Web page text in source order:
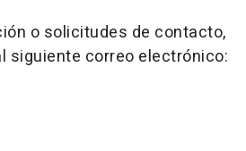
o solicitudes de contacto,
siguiente correo electrónico: